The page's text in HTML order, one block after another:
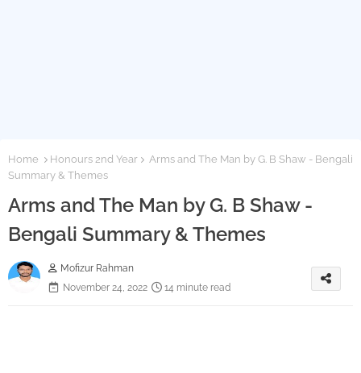
Home Honours 2nd Year
Arms and The Man by G. B Shaw - Bengali
Summary & Themes
Arms and The Man by G. B Shaw -
Bengali Summary & Themes
Mofizur Rahman
November 24, 2022
14 minute read